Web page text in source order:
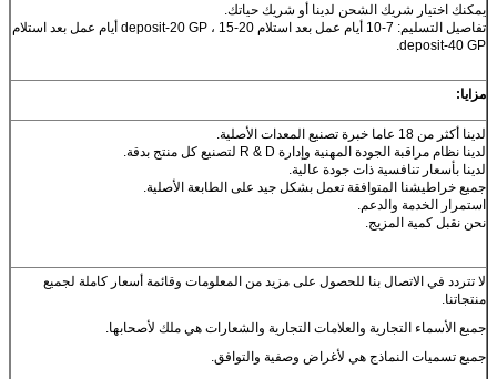
يمكنك اختيار شريك الشحن لدينا أو شريك حياتك.
تفاصيل التسليم: 7-10 أيام عمل بعد استلام deposit-20 GP ، 15-20 أيام عمل بعد استلام
deposit-40 GP.
مزايا:
لدينا أكثر من 18 عاما خبرة تصنيع المعدات الأصلية.
لدينا نظام مراقبة الجودة المهنية وإدارة R & D لتصنيع كل منتج بدقة.
لدينا بأسعار تنافسية ذات جودة عالية.
جميع خراطيشنا المتوافقة تعمل بشكل جيد على الطابعة الأصلية.
استمرار الخدمة والدعم.
نحن نقبل كمية المزيج.
لا تتردد في الاتصال بنا للحصول على مزيد من المعلومات وقائمة أسعار كاملة لجميع
منتجاتنا.
جميع الأسماء التجارية والعلامات التجارية والشعارات هي ملك لأصحابها.
جميع تسميات النماذج هي لأغراض وصفية والتوافق.